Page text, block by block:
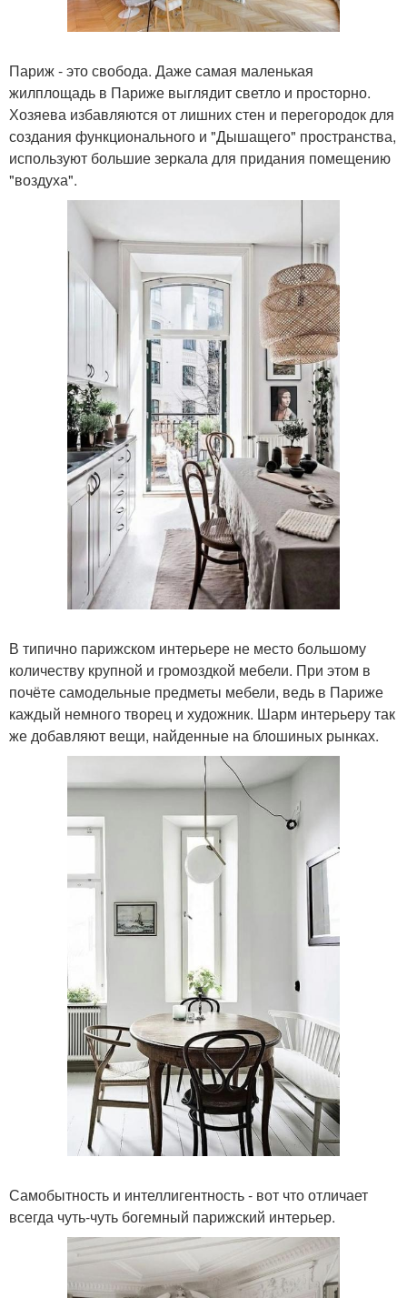
Париж - это свобода. Даже самая маленькая
жилплощадь в Париже выглядит светло и просторно.
Хозяева избавляются от лишних стен и перегородок для
создания функционального и "Дышащего" пространства,
используют большие зеркала для придания помещению
"воздуха".
В типично парижском интерьере не место большому
количеству крупной и громоздкой мебели. При этом в
почёте самодельные предметы мебели, ведь в Париже
каждый немного творец и художник. Шарм интерьеру так
же добавляют вещи, найденные на блошиных рынках.
Самобытность и интеллигентность - вот что отличает
всегда чуть-чуть богемный парижский интерьер.